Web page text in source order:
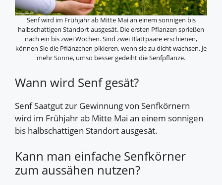
Senf wird im Frühjahr ab Mitte Mai an einem sonnigen bis
halbschattigen Standort ausgesät. Die ersten Pflanzen sprießen
nach ein bis zwei Wochen. Sind zwei Blattpaare erschienen,
können Sie die Pflänzchen pikieren, wenn sie zu dicht wachsen. Je
mehr Sonne, umso besser gedeiht die Senfpflanze.
Wann wird Senf gesät?
Senf Saatgut zur Gewinnung von Senfkörnern
wird im Frühjahr ab Mitte Mai an einem sonnigen
bis halbschattigen Standort ausgesät.
Kann man einfache Senfkörner
zum aussähen nutzen?